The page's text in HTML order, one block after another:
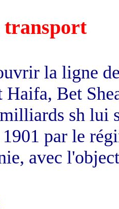
transport
la ligne
Haifa, Bet
sh lui
1901 par le
avec